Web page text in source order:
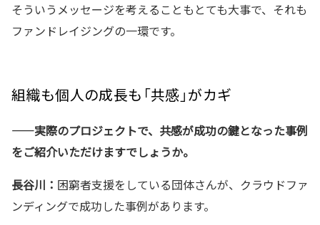
そういうメッセージを考えることもとても大事で、それも
ファンドレイジングの一環です。
組織も個人の成長も「共感」がカギ
——実際のプロジェクトで、共感が成功の鍵となった事例
をご紹介いただけますでしょうか。
長谷川： 困窮者支援をしている団体さんが、クラウドファ
ンディングで成功した事例があります。